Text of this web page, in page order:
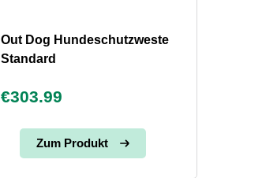
Out Dog Hundeschutzweste
Standard
€303.99
Zum Produkt